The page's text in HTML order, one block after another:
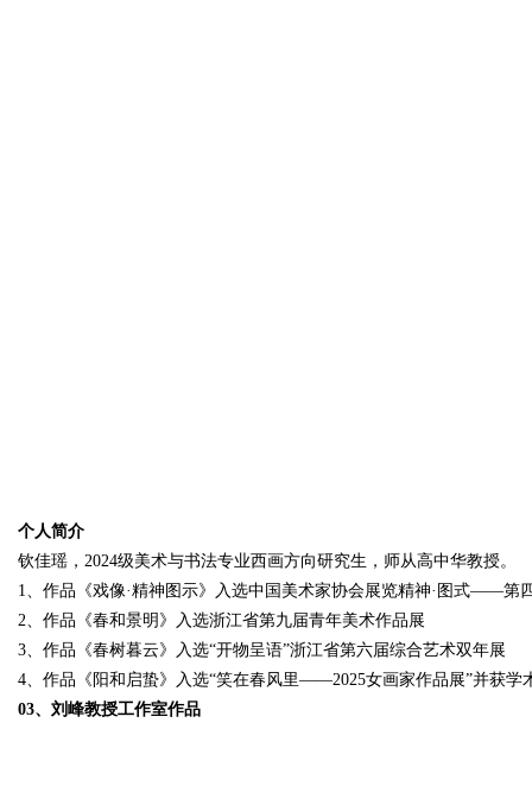
个人简介
钦佳瑶，2024级美术与书法专业西画方向研究生，师从高中华教授。
1、作品《戏像·精神图示》入选中国美术家协会展览精神·图式——第
2、作品《春和景明》入选浙江省第九届青年美术作品展
3、作品《春树暮云》入选“开物呈语”浙江省第六届综合艺术双年展
4、作品《阳和启蛰》入选“笑在春风里——2025女画家作品展”并获学
03、刘峰教授工作室作品